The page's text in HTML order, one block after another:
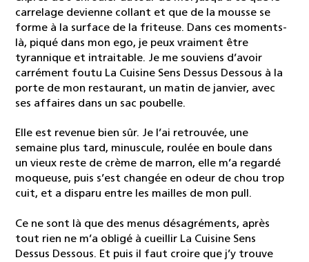
carrelage devienne collant et que de la mousse se
forme à la surface de la friteuse. Dans ces moments-
là, piqué dans mon ego, je peux vraiment être
tyrannique et intraitable. Je me souviens d’avoir
carrément foutu La Cuisine Sens Dessus Dessous à la
porte de mon restaurant, un matin de janvier, avec
ses affaires dans un sac poubelle.
Elle est revenue bien sûr. Je l’ai retrouvée, une
semaine plus tard, minuscule, roulée en boule dans
un vieux reste de crème de marron, elle m’a regardé
moqueuse, puis s’est changée en odeur de chou trop
cuit, et a disparu entre les mailles de mon pull.
Ce ne sont là que des menus désagréments, après
tout rien ne m’a obligé à cueillir La Cuisine Sens
Dessus Dessous. Et puis il faut croire que j’y trouve